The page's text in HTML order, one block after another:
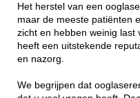
Het herstel van een
maar de meeste patiënten
zicht en hebben weinig last
heeft een uitstekende
en nazorg.
We begrijpen dat